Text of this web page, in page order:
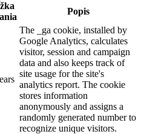
Popis
The _ga cookie, installed by
Google Analytics, calculates
visitor, session and campaign
data and also keeps track of
site usage for the site's
analytics report. The cookie
stores information
anonymously and assigns a
randomly generated number to
recognize unique visitors.